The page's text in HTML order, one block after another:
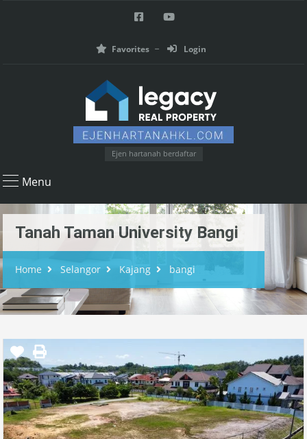
Favorites Login
Ejen hartanah berdaftar
Menu
Tanah Taman University Bangi
Home Selangor Kajang bangi